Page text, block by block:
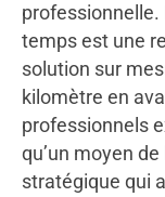
professionnelle.
temps est une
solution sur
kilomètre en
professionnels
qu’un moyen
stratégique qui